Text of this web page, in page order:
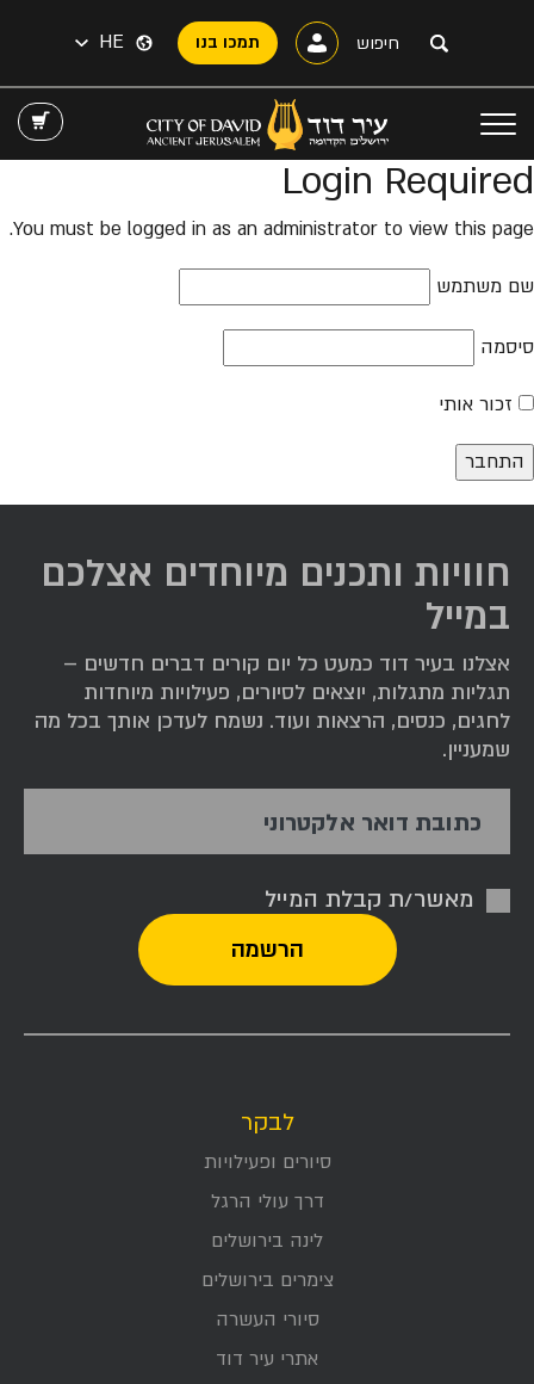
תמכו בנו HE
Login Required
You must be logged in as an administrator to view this page.
שם משתמש
סיסמה
זכור אותי
חוויות ותכנים מיוחדים אצלכם
במייל
אצלנו בעיר דוד כמעט כל יום קורים דברים חדשים –
תגליות מתגלות, יוצאים לסיורים, פעילויות מיוחדות
לחגים, כנסים, הרצאות ועוד. נשמח לעדכן אותך בכל מה
שמעניין.
כתובת דואר אלקטרוני
מאשר/ת קבלת המייל
לבקר
סיורים ופעילויות
דרך עולי הרגל
לינה בירושלים
צימרים בירושלים
סיורי העשרה
אתרי עיר דוד